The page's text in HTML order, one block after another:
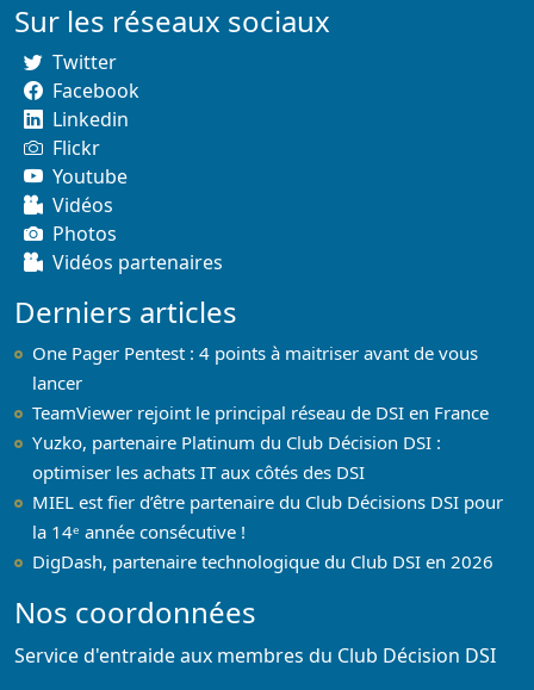
Sur les réseaux sociaux
Twitter
Facebook
Linkedin
Flickr
Youtube
Vidéos
Photos
Vidéos partenaires
Derniers articles
One Pager Pentest : 4 points à maitriser avant de vous
lancer
TeamViewer rejoint le principal réseau de DSI en France
Yuzko, partenaire Platinum du Club Décision DSI :
optimiser les achats IT aux côtés des DSI
MIEL est fier d’être partenaire du Club Décisions DSI pour
la 14ᵉ année consécutive !
DigDash, partenaire technologique du Club DSI en 2026
Nos coordonnées
Service d'entraide aux membres du Club Décision DSI